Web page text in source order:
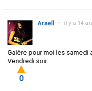
Araell • il y a 14
Galère pour moi les samedi
Vendredi soir
0